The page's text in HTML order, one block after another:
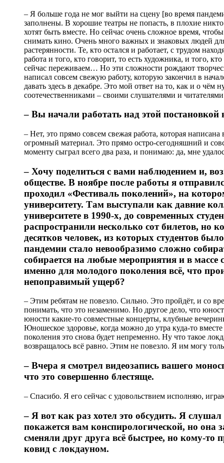
– Я больше года не мог выйти на сцену [во время
заполнены. В хорошие театры не попасть, в плохие
хотят быть вместе. Но сейчас очень сложное время,
снимать кино. Очень много важных и знаковых людей
растерянности. Те, кто остался и работает, с трудом
работа и того, кто говорит, то есть художника, и того,
сейчас переживаем… Но эти сложности рождают
написал совсем свежую работу, которую закончил в
давать здесь в декабре. Это мой ответ на то, как и о чём
соотечественниками – своими слушателями и
– Вы начали работать над этой постановкой
– Нет, это прямо совсем свежая работа, которая
огромный материал. Это прямо остро-сегодняшний и
моменту сыграл всего два раза, и понимаю: да, мне
– Хочу поделиться с вами наблюдением и,
обществе. В ноябре после работы я
проходил «Фестиваль поколений», на
университету. Там выступали как давние
университете в 1990-х, до современных
распространили несколько сот билетов, но
десятков человек, из которых студентов
пандемии стало невообразимо сложно
собирается на любые мероприятия и в массе
именно для молодого поколения всё, что
непоправимый ущерб?
– Этим ребятам не повезло. Сильно. Это пройдёт, и со
понимать, что это незаменимо. Но другое дело, что
юности какие-то совместные концерты, клубные
Юношеское здоровье, когда можно до утра куда-то
поколения это снова будет непременно. Ну что такое
возвращалось всё равно. Этим не повезло. Я им могу
– Вчера я смотрел видеозапись вашего
что это совершенно блестяще.
– Спасибо. Я его сейчас с удовольствием исполняю,
– Я вот как раз хотел это обсудить. Я
покажется вам конспирологической, но она
сменяли друг друга всё быстрее, но кому-то
ковид с локдауном.